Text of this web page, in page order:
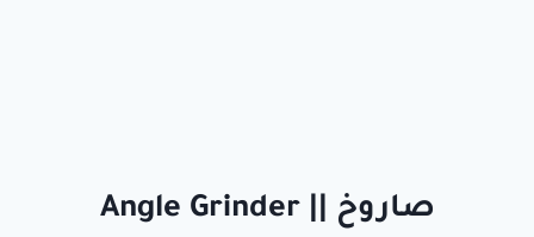
Angle Grinder || صاروخ